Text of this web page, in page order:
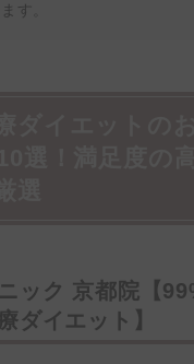
す。
ック 京都院【
ダイエット】